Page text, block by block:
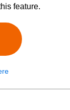
feature.